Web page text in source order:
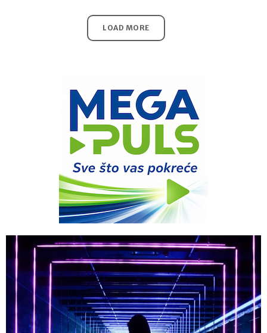
LOAD MORE